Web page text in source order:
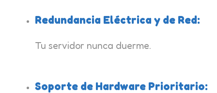
Redundancia Eléctrica y de Red:
Tu servidor nunca duerme.
Soporte de Hardware Prioritario: